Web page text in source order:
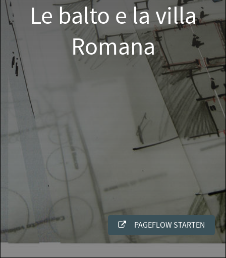
Le balto e la villa
Romana
PAGEFLOW STARTEN